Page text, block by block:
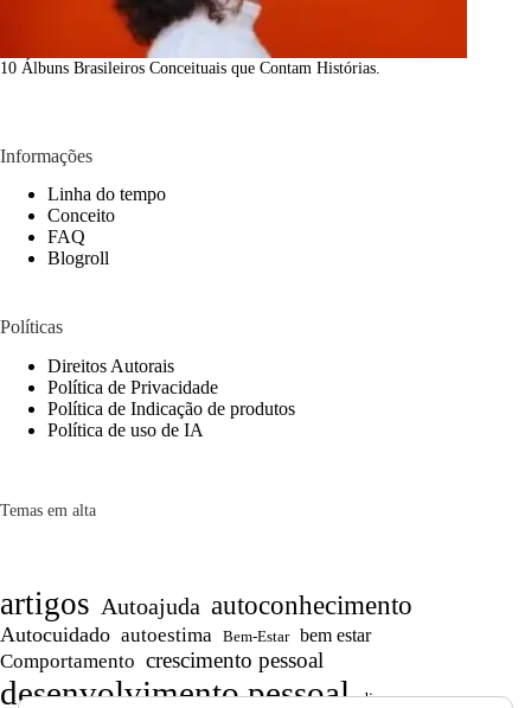
10 Álbuns Brasileiros Conceituais que Contam Histórias.
Informações
Linha do tempo
Conceito
FAQ
Blogroll
Políticas
Direitos Autorais
Política de Privacidade
Política de Indicação de produtos
Política de uso de IA
Temas em alta
artigos Autoajuda autoconhecimento
Autocuidado autoestima Bem-Estar bem estar
Comportamento crescimento pessoal
desenvolvimento pessoal dicas